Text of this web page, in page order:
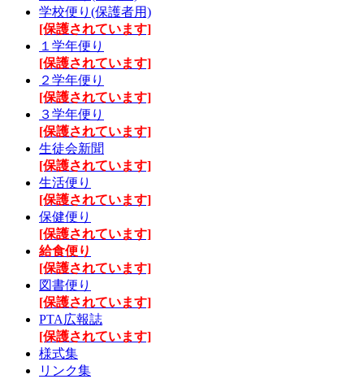
学校便り(保護者用)
[保護されています]
１学年便り
[保護されています]
２学年便り
[保護されています]
３学年便り
[保護されています]
生徒会新聞
[保護されています]
生活便り
[保護されています]
保健便り
[保護されています]
給食便り
[保護されています]
図書便り
[保護されています]
PTA広報誌
[保護されています]
様式集
リンク集